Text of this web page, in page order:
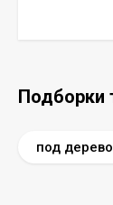
Подборки
под дерево